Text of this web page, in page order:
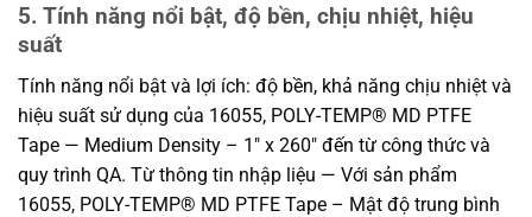
5. Tính năng nổi bật, độ bền, chịu nhiệt, hiệu
suất
Tính năng nổi bật và lợi ích: độ bền, khả năng chịu nhiệt và
hiệu suất sử dụng của 16055, POLY-TEMP® MD PTFE
Tape — Medium Density – 1″ x 260″ đến từ công thức và
quy trình QA. Từ thông tin nhập liệu — Với sản phẩm
16055, POLY-TEMP® MD PTFE Tape – Mật độ trung bình